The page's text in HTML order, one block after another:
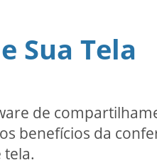
Sua Tela
de
benefícios da